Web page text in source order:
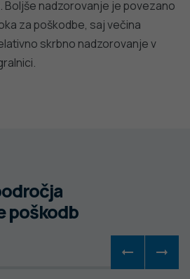
Boljše nadzorovanje je povezano
za poškodbe, saj večina
skrbno nadzorovanje v
poškodb